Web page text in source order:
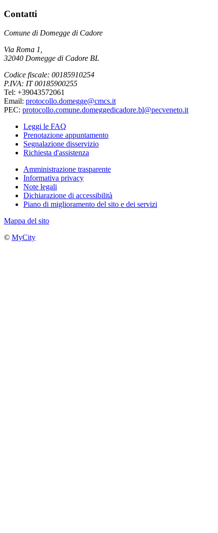
Contatti
Comune di Domegge di Cadore
Via Roma 1,
32040 Domegge di Cadore BL
Codice fiscale: 00185910254
P.IVA: IT 00185900255
Tel: +39043572061
Email: protocollo.domegge@cmcs.it
PEC: protocollo.comune.domeggedicadore.bl@pecveneto.it
Leggi le FAQ
Prenotazione appuntamento
Segnalazione disservizio
Richiesta d'assistenza
Amministrazione trasparente
Informativa privacy
Note legali
Dichiarazione di accessibilità
Piano di miglioramento del sito e dei servizi
Mappa del sito
© MyCity